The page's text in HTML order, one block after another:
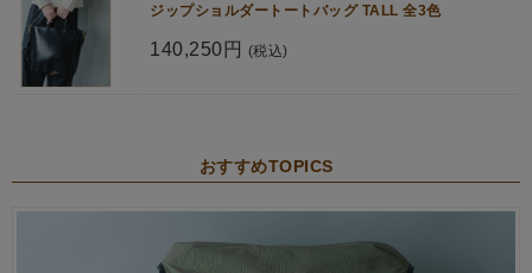
ジップショルダートートバッグ TALL 全3色
140,250円 (税込)
おすすめTOPICS